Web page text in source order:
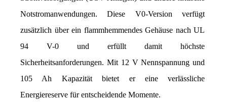
Notstromanwendungen. Diese V0-Version verfügt
zusätzlich über ein flammhemmendes Gehäuse nach UL
94 V-0 und erfüllt damit höchste
Sicherheitsanforderungen. Mit 12 V Nennspannung und
105 Ah Kapazität bietet er eine verlässliche
Energiereserve für entscheidende Momente.